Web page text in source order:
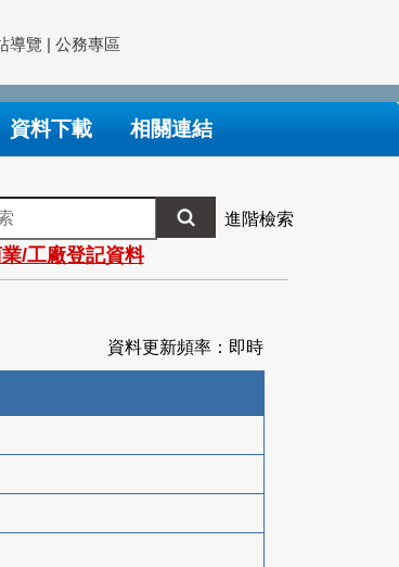
導覽 | 公務專區
資料下載 相關連結
進階檢索
/工廠登記資料
資料更新頻率：即時